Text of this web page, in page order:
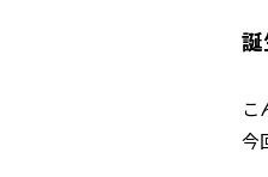
誕
こ
今